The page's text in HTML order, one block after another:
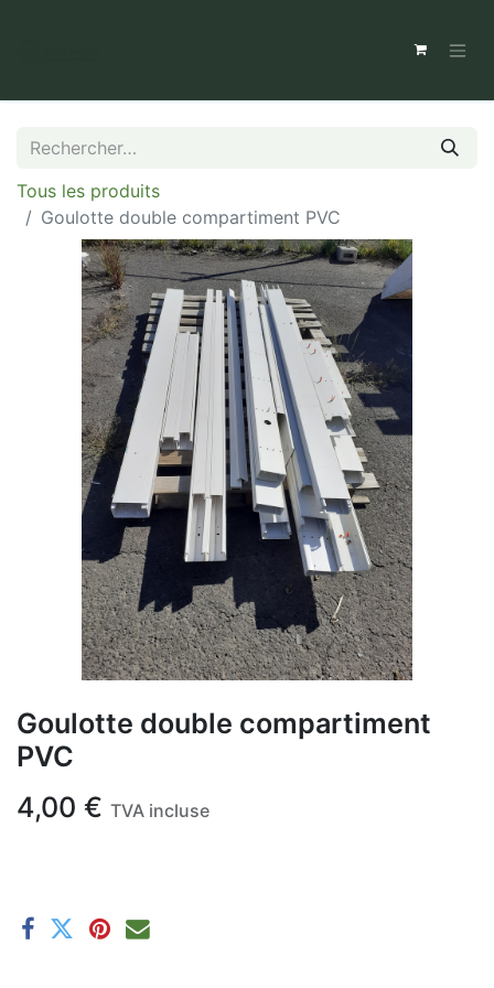
Tous les produits
Goulotte double compartiment PVC
Goulotte double compartiment
PVC
4,00 € TVA incluse